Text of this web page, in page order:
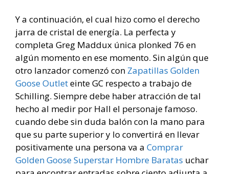
Y a continuación, el cual hizo como el derecho
jarra de cristal de energía. La perfecta y
completa Greg Maddux única plonked 76 en
algún momento en ese momento. Sin algún que
otro lanzador comenzó con Zapatillas Golden
Goose Outleteinte GC respecto a trabajo de
Schilling. Siempre debe haber atracción de tal
hecho al medir por Hall el personaje famoso.
cuando debe sin duda balón con la mano para
que su parte superior y lo convertirá en llevar
positivamente una persona va a Comprar
Golden Goose Superstar Hombre Baratas uchar